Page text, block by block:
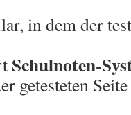
in dem der
Schulnoten-
getesteten